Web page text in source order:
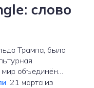
слово
Трампа, было
мир объединён…
. 21 марта из